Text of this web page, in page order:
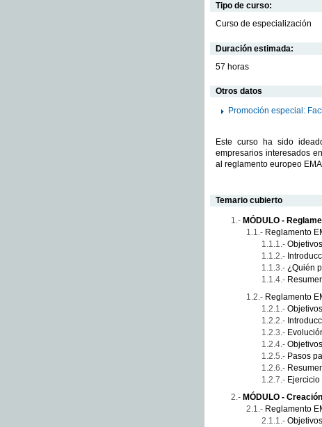
Tipo de curso:
Curso de especialización
Duración estimada:
57 horas
Otros datos
Promoción especial:
Este curso ha sido
empresarios interesados
al reglamento europeo
Temario cubierto
MÓDULO -
Reglamento
Objetivos
¿Quién
Reglamento
Objetivos
Pasos
Ejercicio
MÓDULO -
Reglamento
Objetivos